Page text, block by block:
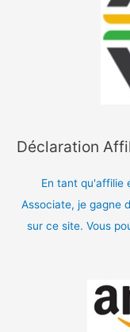
Déclaration
En tant qu'affilie
Associate, je gagne
sur ce site. Vous